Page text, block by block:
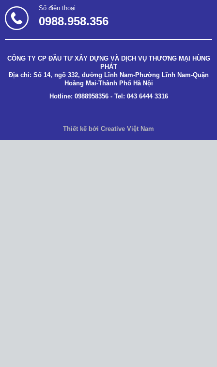
Số điện thoại
0988.958.356
CÔNG TY CP ĐẦU TƯ XÂY DỰNG VÀ DỊCH VỤ THƯƠNG MẠI HÙNG
PHÁT
Địa chỉ: Số 14, ngõ 332, đường Lĩnh Nam-Phường Lĩnh Nam-Quận
Hoàng Mai-Thành Phố Hà Nội
Hotline: 0988958356 - Tel: 043 6444 3316
Thiết kế bởi Creative Việt Nam